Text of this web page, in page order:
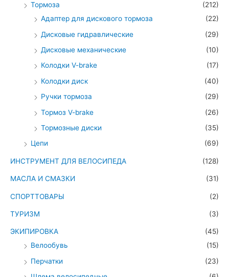
Тормоза
(212)
Адаптер для дискового тормоза
(22)
Дисковые гидравлические
(29)
Дисковые механические
(10)
Колодки V-brake
(17)
Колодки диск
(40)
Ручки тормоза
(29)
Тормоз V-brake
(26)
Тормозные диски
(35)
Цепи
(69)
ИНСТРУМЕНТ ДЛЯ ВЕЛОСИПЕДА (128)
МАСЛА И СМАЗКИ (31)
СПОРТТОВАРЫ (2)
ТУРИЗМ (3)
ЭКИПИРОВКА
(45)
Велообувь
(15)
Перчатки
(23)